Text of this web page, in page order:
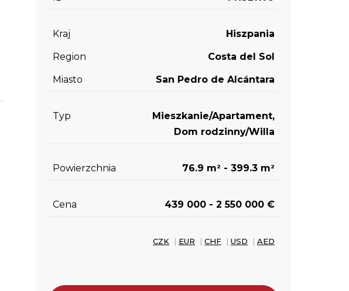
Kraj Hiszpania
Region Costa del Sol
Miasto San Pedro de Alcántara
Typ
Mieszkanie/Apartament,
Dom rodzinny/Willa
Powierzchnia 76.9 m2 - 399.3 m2
Cena 439 000 - 2 550 000 €
CZK| EUR | CHF| USD | AED